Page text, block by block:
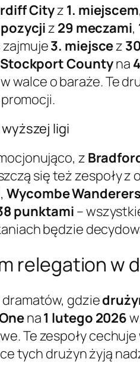
Cityz 1. miejscem
z 29 meczami,
zajmuje3. miejscez
Stockport Countyna
walce o baraże. Te
ligi
z
się też zespoły z
,Wycombe Wanderers
punktami –
będzie
relegation w
gdzie
na1 lutego 2026
Te zespoły
tych drużyn żyją